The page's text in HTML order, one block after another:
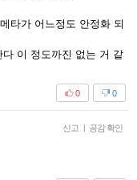
타가 어느정도 안정화 되
이 정도까진 없는 거 같
0
0
신고 | 공감 확인